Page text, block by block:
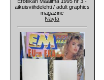
aikuisviihdelehti / adult graphics
magazine
Näytä